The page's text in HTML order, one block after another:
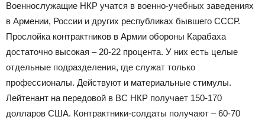
Военнослужащие НКР учатся в военно-учебных заведениях
в Армении, России и других республиках бывшего СССР.
Прослойка контрактников в Армии обороны Карабаха
достаточно высокая – 20-22 процента. У них есть целые
отдельные подразделения, где служат только
профессионалы. Действуют и материальные стимулы.
Лейтенант на передовой в ВС НКР получает 150-170
долларов США. Контрактники-солдаты получают – 60-70